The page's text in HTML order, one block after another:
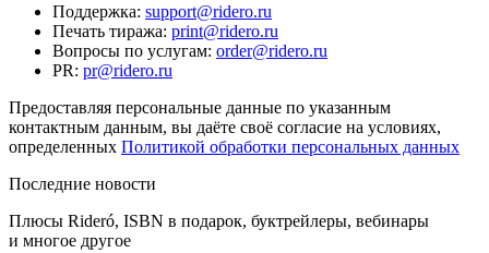
Поддержка: support@ridero.ru
Печать тиража: print@ridero.ru
Вопросы по услугам: order@ridero.ru
PR: pr@ridero.ru
Предоставляя персональные данные по указанным
контактным данным, вы даёте своё согласие на условиях,
определенных Политикой обработки персональных данных
Последние новости
Плюсы Rideró, ISBN в подарок, буктрейлеры, вебинары
и многое другое